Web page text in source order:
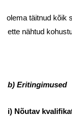
olema täitnud kõik
ette nähtud
b) Eritingimused
i) Nõutav